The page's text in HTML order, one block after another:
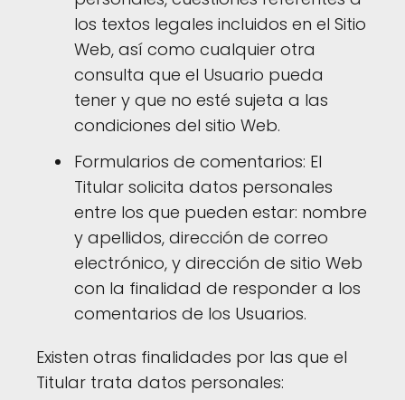
los textos legales incluidos en el Sitio
Web, así como cualquier otra
consulta que el Usuario pueda
tener y que no esté sujeta a las
condiciones del sitio Web.
Formularios de comentarios: El
Titular solicita datos personales
entre los que pueden estar: nombre
y apellidos, dirección de correo
electrónico, y dirección de sitio Web
con la finalidad de responder a los
comentarios de los Usuarios.
Existen otras finalidades por las que el
Titular trata datos personales: